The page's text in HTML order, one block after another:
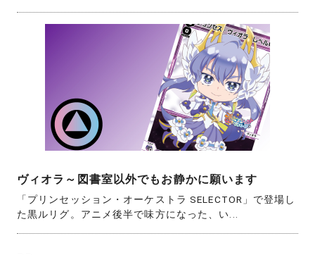
ヴィオラ～図書室以外でもお静かに願います
「プリンセッション・オーケストラ SELECTOR」で登場し
た黒ルリグ。アニメ後半で味方になった、い...